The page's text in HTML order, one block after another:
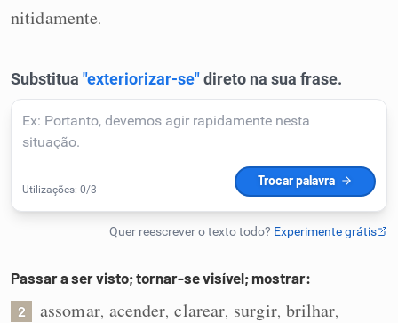
Cata-letras
Conexões
Caça-palavras
Dicionário
nitidamente.
Passar a ser visto; tornar-se visível; mostrar:
2 assomar, acender, clarear, surgir, brilhar,